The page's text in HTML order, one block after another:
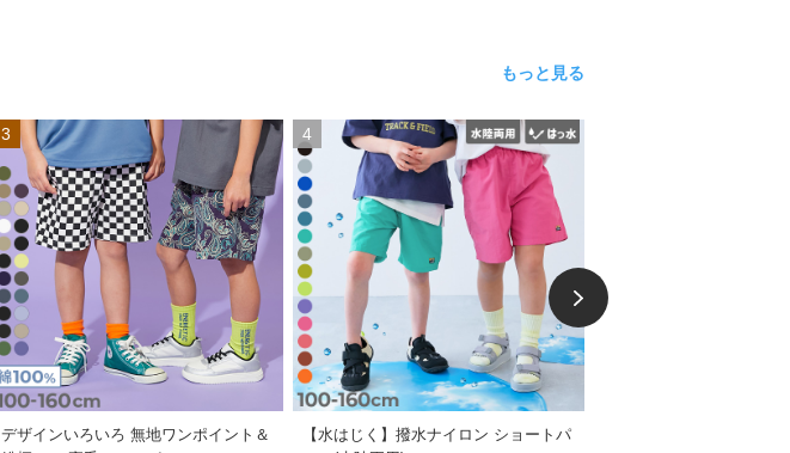
もっと見る
3
デザインいろいろ 無地ワンポイント＆
4
【水はじく】撥水ナイロン ショートパ